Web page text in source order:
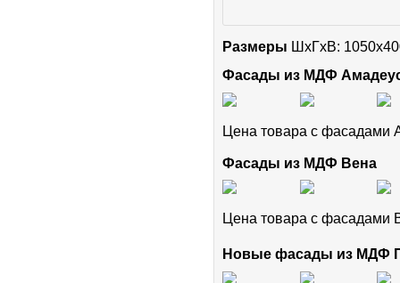
Размеры ШxГхВ:
Фасады из МДФ
Цена товара с фасадами
Фасады из МДФ Вена
Цена товара с фасадами
Новые фасады из МДФ